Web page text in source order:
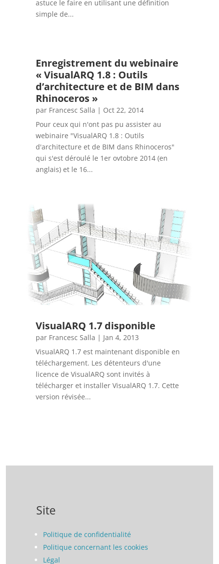
astuce le faire en utilisant une définition
simple de...
Enregistrement du webinaire
« VisualARQ 1.8 : Outils
d’architecture et de BIM dans
Rhinoceros »
par Francesc Salla | Oct 22, 2014
Pour ceux qui n'ont pas pu assister au
webinaire "VisualARQ 1.8 : Outils
d'architecture et de BIM dans Rhinoceros"
qui s'est déroulé le 1er ovtobre 2014 (en
anglais) et le 16...
VisualARQ 1.7 disponible
par Francesc Salla | Jan 4, 2013
VisualARQ 1.7 est maintenant disponible en
téléchargement. Les détenteurs d'une
licence de VisualARQ sont invités à
télécharger et installer VisualARQ 1.7. Cette
version révisée...
Site
Politique de confidentialité
Politique concernant les cookies
Légal